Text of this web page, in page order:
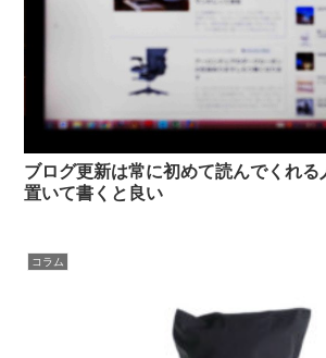
ブログ更新は常に初めて読んでくれる
置いて書くと良い
コラム